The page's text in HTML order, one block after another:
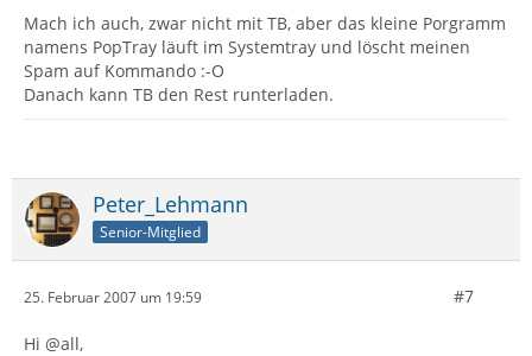
Mach ich auch, zwar nicht mit TB, aber das kleine Porgramm
namens PopTray läuft im Systemtray und löscht meinen
Spam auf Kommando :-O
Danach kann TB den Rest runterladen.
Peter_Lehmann
Senior-Mitglied
25. Februar 2007 um 19:59 #7
Hi @all,